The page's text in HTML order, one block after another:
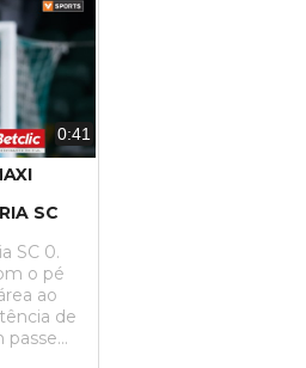
0:41
SC
SC 0.
o pé
ao
de
passe